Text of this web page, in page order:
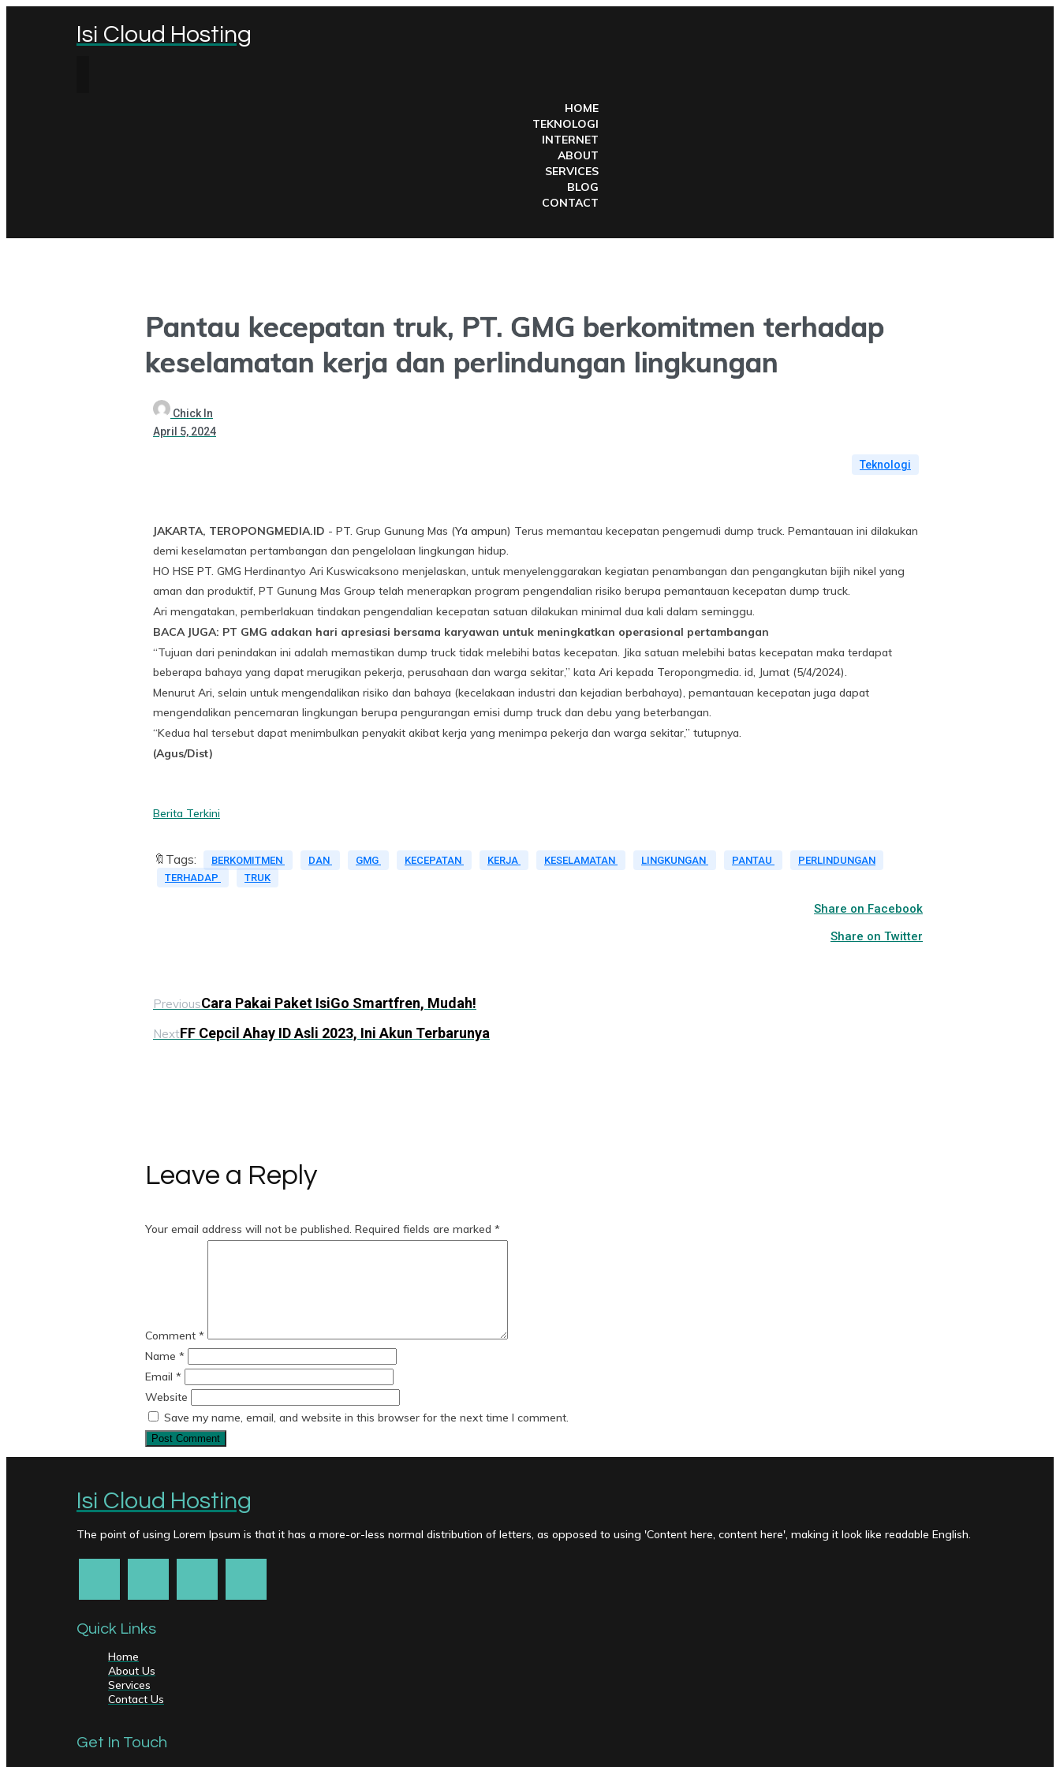
Isi Cloud Hosting
HOME
TEKNOLOGI
INTERNET
ABOUT
SERVICES
BLOG
CONTACT
Pantau kecepatan truk, PT. GMG berkomitmen terhadap
keselamatan kerja dan perlindungan lingkungan
Chick In
April 5, 2024
Teknologi
JAKARTA, TEROPONGMEDIA.ID - PT. Grup Gunung Mas (Ya ampun) Terus memantau kecepatan pengemudi dump truck. Pemantauan ini dilakukan
demi keselamatan pertambangan dan pengelolaan lingkungan hidup.
HO HSE PT. GMG Herdinantyo Ari Kuswicaksono menjelaskan, untuk menyelenggarakan kegiatan penambangan dan pengangkutan bijih nikel yang
aman dan produktif, PT Gunung Mas Group telah menerapkan program pengendalian risiko berupa pemantauan kecepatan dump truck.
Ari mengatakan, pemberlakuan tindakan pengendalian kecepatan satuan dilakukan minimal dua kali dalam seminggu.
BACA JUGA: PT GMG adakan hari apresiasi bersama karyawan untuk meningkatkan operasional pertambangan
“Tujuan dari penindakan ini adalah memastikan dump truck tidak melebihi batas kecepatan. Jika satuan melebihi batas kecepatan maka terdapat
beberapa bahaya yang dapat merugikan pekerja, perusahaan dan warga sekitar,” kata Ari kepada Teropongmedia. id, Jumat (5/4/2024).
Menurut Ari, selain untuk mengendalikan risiko dan bahaya (kecelakaan industri dan kejadian berbahaya), pemantauan kecepatan juga dapat
mengendalikan pencemaran lingkungan berupa pengurangan emisi dump truck dan debu yang beterbangan.
“Kedua hal tersebut dapat menimbulkan penyakit akibat kerja yang menimpa pekerja dan warga sekitar,” tutupnya.
(Agus/Dist)
Berita Terkini
🔖Tags: BERKOMITMEN DAN GMG KECEPATAN KERJA KESELAMATAN LINGKUNGAN PANTAU
PERLINDUNGAN
TERHADAP
TRUK
Share on Facebook
Share on Twitter
PreviousCara Pakai Paket IsiGo Smartfren, Mudah!
NextFF Cepcil Ahay ID Asli 2023, Ini Akun Terbarunya
Leave a Reply
Your email address will not be published. Required fields are marked *
Comment *
Name *
Email *
Website
Save my name, email, and website in this browser for the next time I comment.
Isi Cloud Hosting
The point of using Lorem Ipsum is that it has a more-or-less normal distribution of letters, as opposed to using 'Content here, content here', making it look like readable English.
Quick Links
Home
About Us
Services
Contact Us
Get In Touch